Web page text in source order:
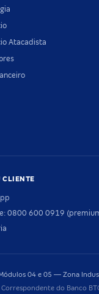
Atacadista
CLIENTE
0800 600 0919
04 e 05 — Zona
do Banco